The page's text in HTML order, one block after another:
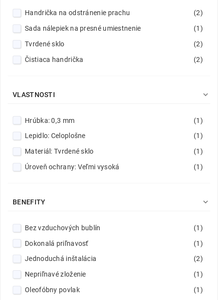
Handrička na odstránenie prachu
(2)
Sada nálepiek na presné umiestnenie
(1)
Tvrdené sklo
(2)
Čistiaca handrička
(2)
VLASTNOSTI 
Hrúbka: 0,3 mm
(1)
Lepidlo: Celoplošne
(1)
Materiál: Tvrdené sklo
(1)
Úroveň ochrany: Veľmi vysoká
(1)
BENEFITY 
Bez vzduchových bublín
(1)
Dokonalá priľnavosť
(1)
Jednoduchá inštalácia
(2)
Nepriľnavé zloženie
(1)
Oleofóbny povlak
(1)